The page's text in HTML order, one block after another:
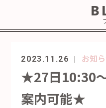
2023.11.26 お知
★27日10:30
案内可能★